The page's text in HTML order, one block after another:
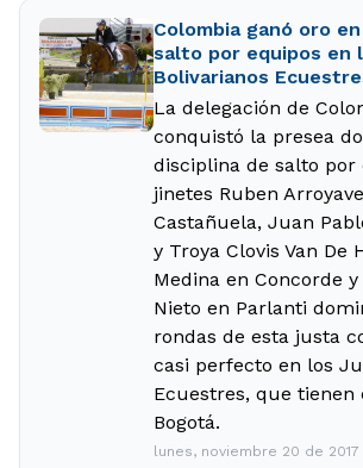
Colombia ganó oro
salto por equipos en
Bolivarianos
La delegación de
conquistó la presea
disciplina de salto por
jinetes Ruben
Castañuela, Juan
y Troya Clovis Van De
Medina en Concorde
Nieto en Parlanti
rondas de esta justa
casi perfecto en los
Ecuestres, que tienen
Bogotá.
lunes, noviembre 20 de 2017